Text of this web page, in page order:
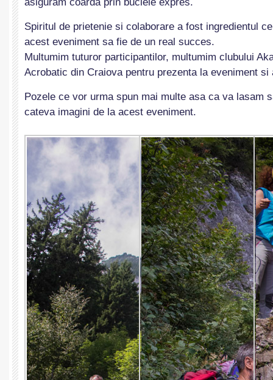
Spiritul de prietenie si colaborare a fost ingredientul
acest eveniment sa fie de un real succes.
Multumim tuturor participantilor, multumim clubului
Acrobatic din Craiova pentru prezenta la eveniment si
Pozele ce vor urma spun mai multe asa ca va lasam
cateva imagini de la acest eveniment.